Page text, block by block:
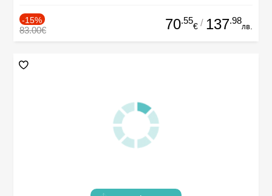
-15%
83.00€ 70.55
€ / 137.98
лв.